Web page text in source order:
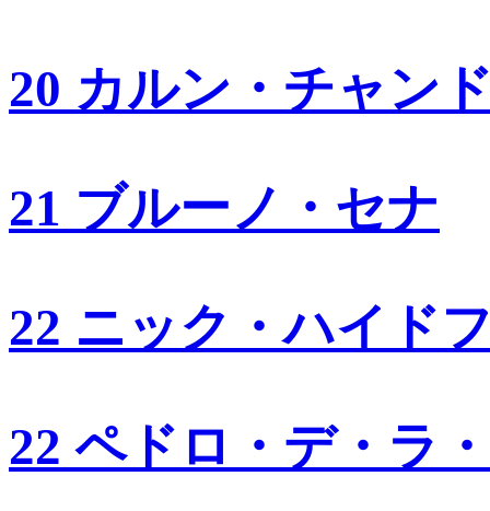
20 カルン・チャン
21 ブルーノ・セナ
22 ニック・ハイド
22 ペドロ・デ・ラ